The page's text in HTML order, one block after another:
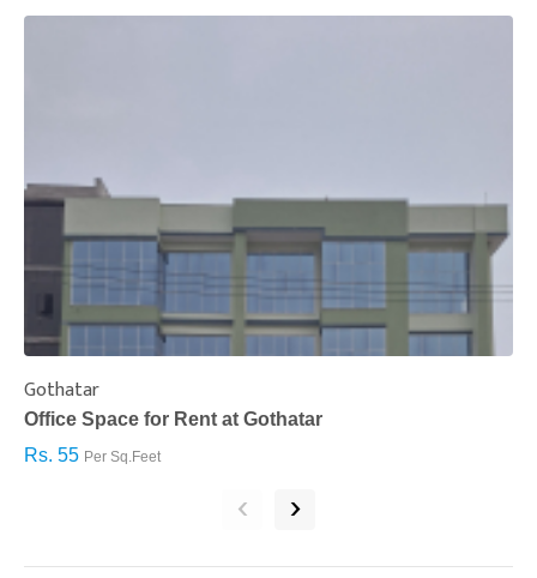
Gothatar
Office Space for Rent at Gothatar
Rs. 55 Per Sq.Feet
‹ ›